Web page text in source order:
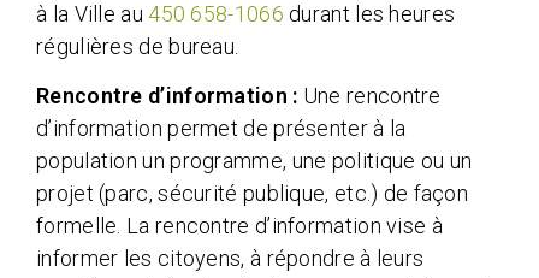
à la Ville au 450 658-1066 durant les heures
régulières de bureau.
Rencontre d’information : Une rencontre
d’information permet de présenter à la
population un programme, une politique ou un
projet (parc, sécurité publique, etc.) de façon
formelle. La rencontre d’information vise à
informer les citoyens, à répondre à leurs